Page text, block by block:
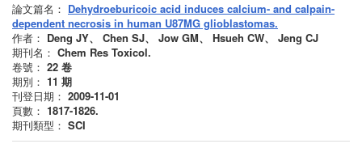
論文篇名： Dehydroeburicoic acid induces calcium- and calpain-
dependent necrosis in human U87MG glioblastomas.
作者： Deng JY、 Chen SJ、 Jow GM、 Hsueh CW、 Jeng CJ
期刊名： Chem Res Toxicol.
卷號： 22 卷
期別： 11 期
刊登日期： 2009-11-01
頁數： 1817-1826.
期刊類型： SCI